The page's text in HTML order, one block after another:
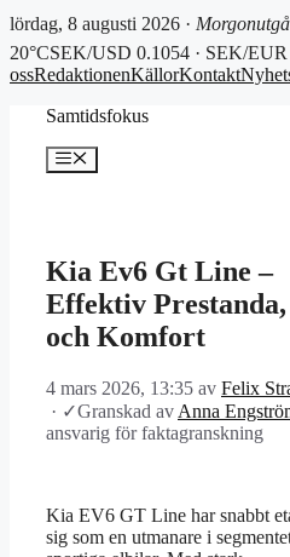
lördag, 8 augusti 2026 ·
20°CSEK/USD 0.1054 · SEK/
ossRedaktionenKällorKontakt
Samtidsfokus
Meny
Kia Ev6 Gt Line –
Effektiv
och Komfort
4 mars 2026, 13:35 av Felix
· ✓Granskad av Anna
ansvarig för faktagranskning
Kia EV6 GT Line har snabbt
sig som en utmanare i